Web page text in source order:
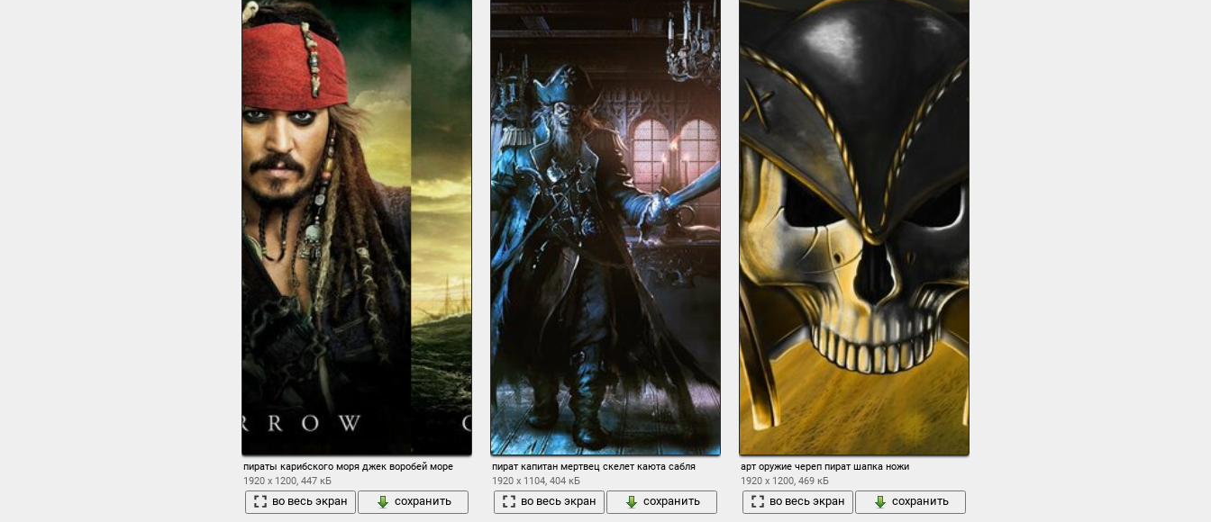
пираты карибского моря джек воробей море
1920 x 1200, 447 кБ
во весь экран сохранить
пират капитан мертвец скелет каюта сабля
1920 x 1104, 404 кБ
во весь экран сохранить
арт оружие череп пират шапка ножи
1920 x 1200, 469 кБ
во весь экран сохранить